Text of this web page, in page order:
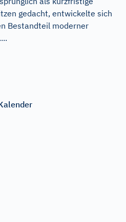
gedacht, entwickelte sich
Bestandteil moderner